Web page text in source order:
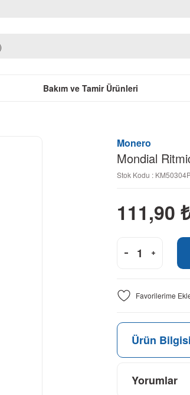
Bakım ve Tamir Ürünleri
Monero
Mondial
Stok Kodu :
111,90
Ürün Bilgisi
Yorumlar